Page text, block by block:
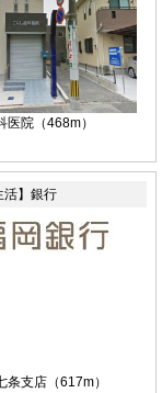
医院（468m）
活】銀行
条支店（617m）